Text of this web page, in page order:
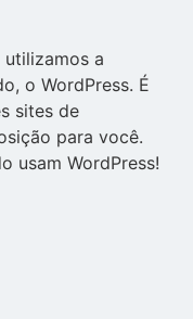
a
o WordPress. É
sites de
para você.
usam WordPress!